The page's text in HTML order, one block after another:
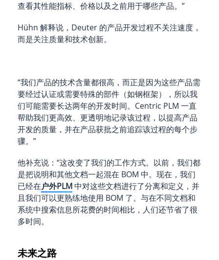
查看其性能指标、价格以及之前用于哪些产品。”
Hühn 解释说，Deuter 的产品开发过程不关注速度，
而是关注质量和技术创新。
“我们产品的技术含量都很高，而正是因为这些产品需
要经过认证或需要特殊的部件（如钢框架），所以我
们可能需要长达两年的开发时间。Centric PLM 一直
帮助我们更高效、更透明地记录该过程，以提高产品
开发的质量，并在产品获批之前追踪该过程的每个步
骤。”
他补充说：“这改变了我们的工作方式。以前，我们都
是把说明和其他文档一起混在 BOM 中。现在，我们
已经在户外PLM中对这些文档进行了分离和定义，并
且我们可以更熟练地使用 BOM 了。与在不同文档和
系统中搜索信息所花费的时间相比，人们还节省了很
多时间。
未来之路